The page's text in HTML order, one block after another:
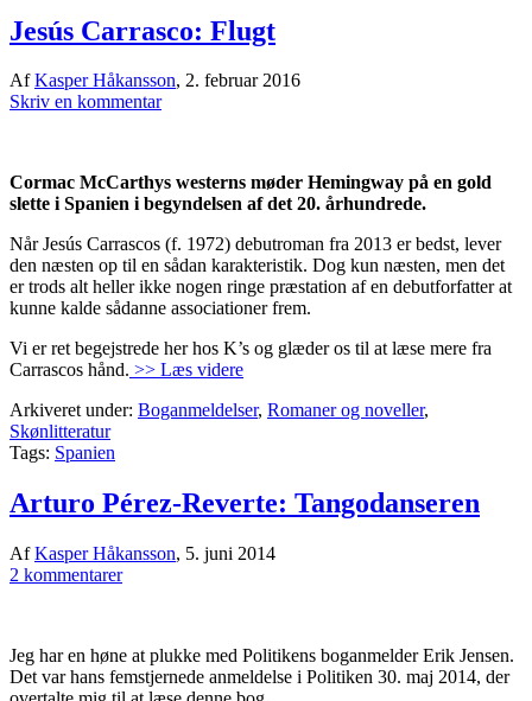
Jesús Carrasco: Flugt
AfKasper Håkansson, 2. februar 2016
Skriv en kommentar
Cormac McCarthys westerns møder Hemingway på en gold
slette i Spanien i begyndelsen af det 20. århundrede.
Når Jesús Carrascos (f. 1972) debutroman fra 2013 er bedst, lever
den næsten op til en sådan karakteristik. Dog kun næsten, men det
er trods alt heller ikke nogen ringe præstation af en debutforfatter at
kunne kalde sådanne associationer frem.
Vi er ret begejstrede her hos K’s og glæder os til at læse mere fra
Carrascos hånd. >> Læs videre
Arkiveret under: Boganmeldelser, Romaner og noveller,
Skønlitteratur
Tags: Spanien
Arturo Pérez-Reverte: Tangodanseren
AfKasper Håkansson, 5. juni 2014
2 kommentarer
Jeg har en høne at plukke med Politikens boganmelder Erik Jensen.
Det var hans femstjernede anmeldelse i Politiken 30. maj 2014, der